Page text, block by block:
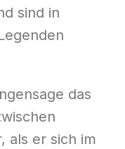
sind in
das
als er sich im